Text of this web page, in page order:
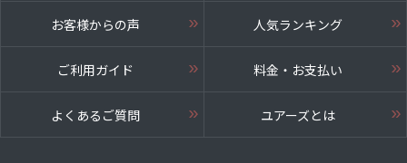
お客様からの声 人気ランキング
ご利用ガイド 料金・お支払い
よくあるご質問 ユアーズとは